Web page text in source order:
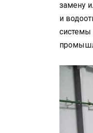
замену
и
системы